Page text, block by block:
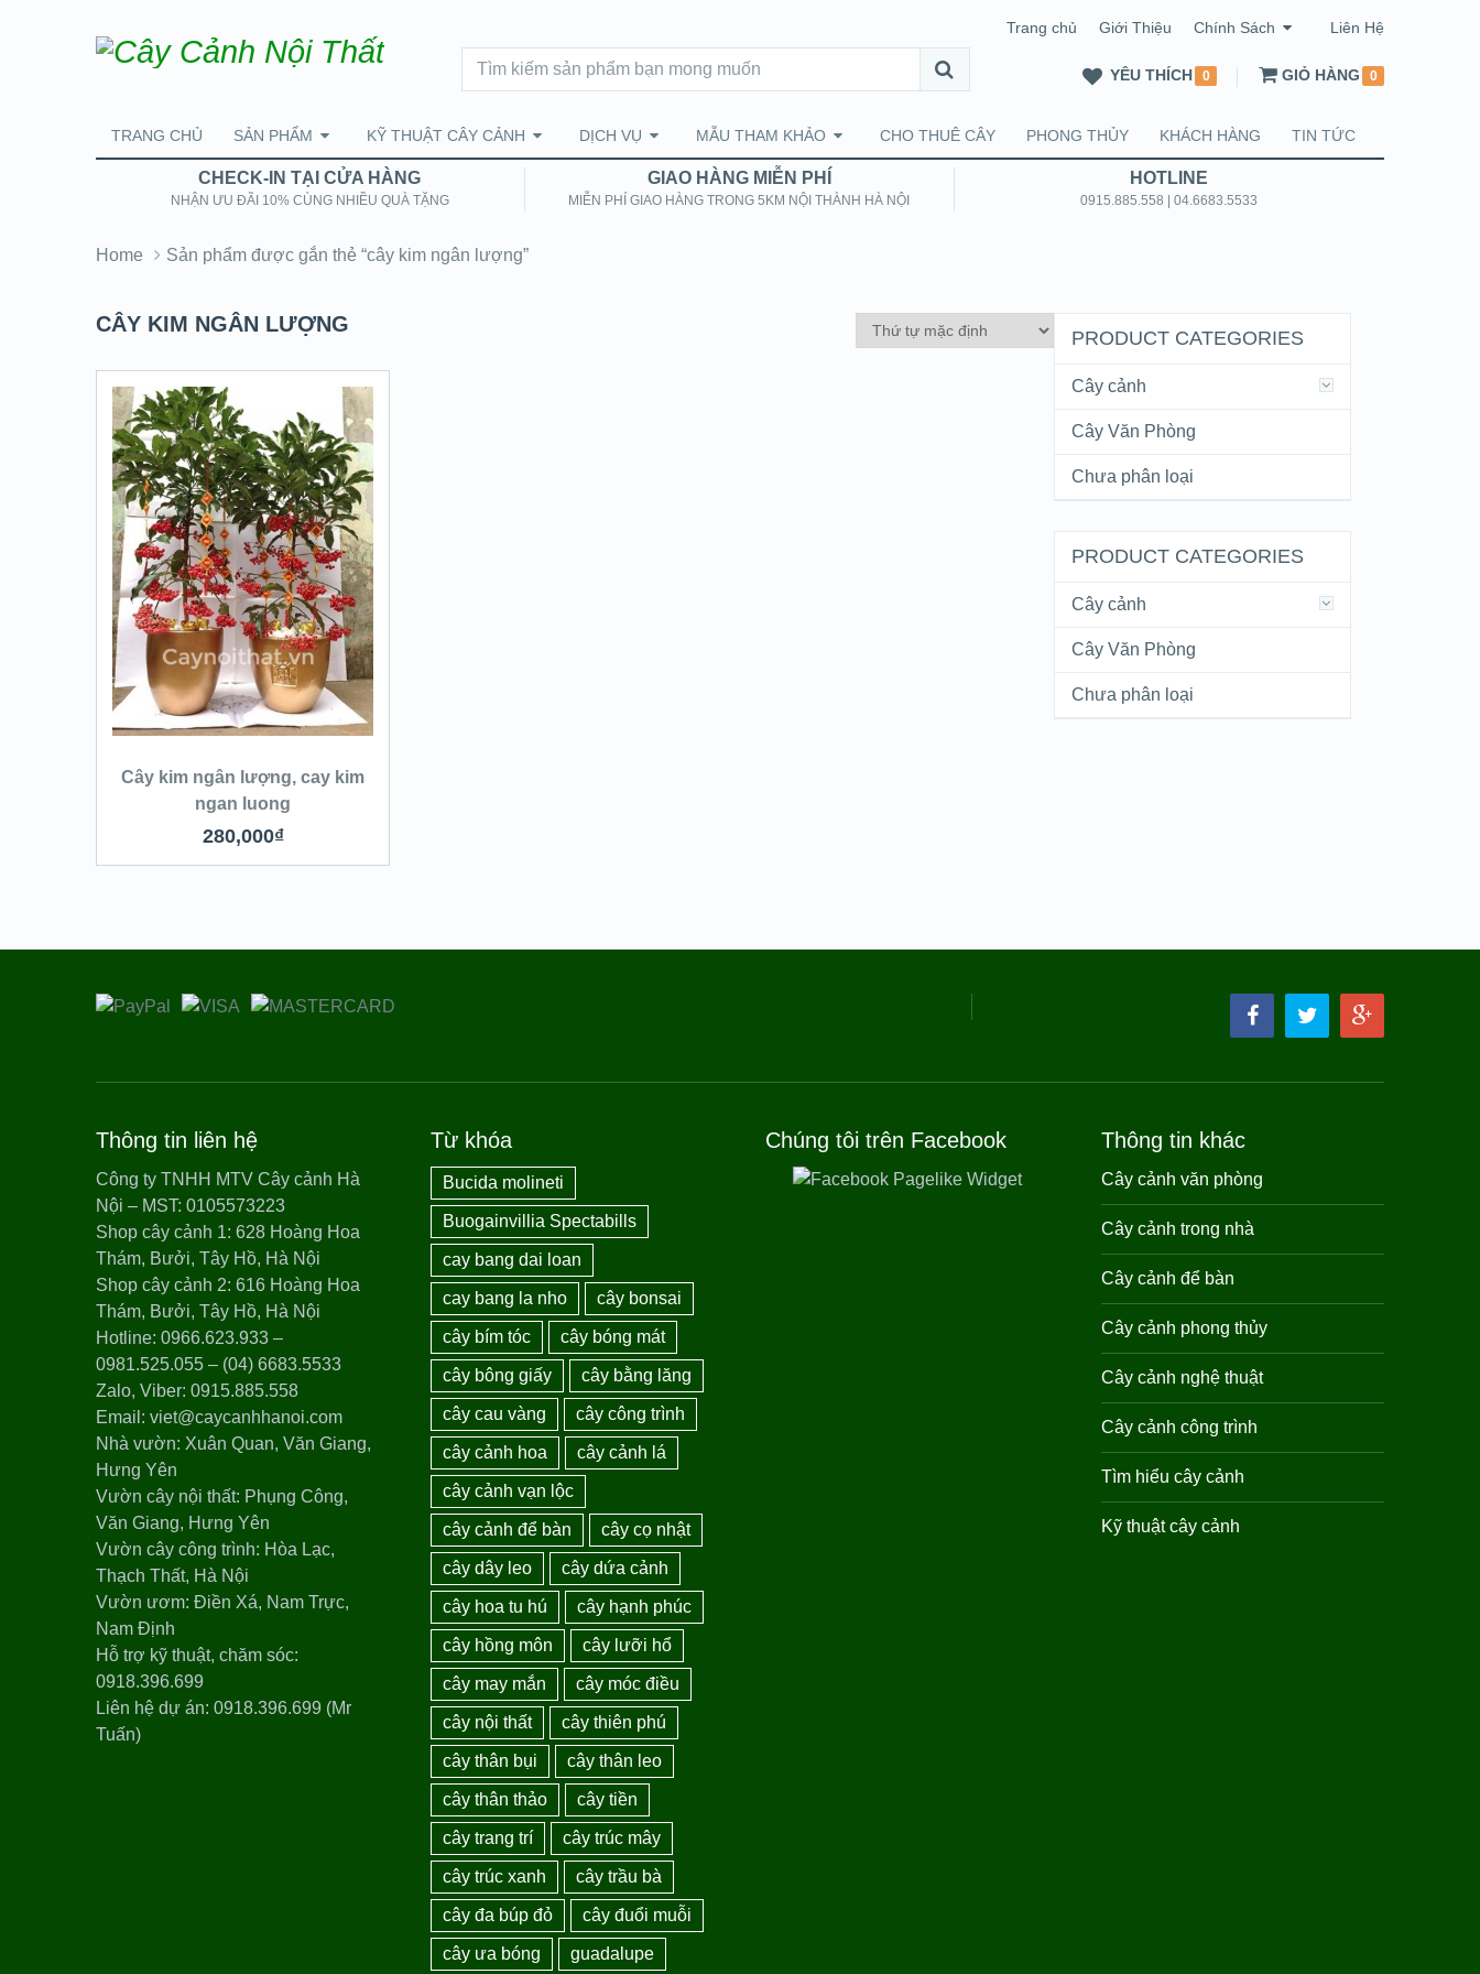
Trang chủ Giới Thiệu Chính Sách Liên Hệ
YÊU THÍCH 0 GIỎ HÀNG 0
TRANG CHỦ SẢN PHẨM KỸ THUẬT CÂY CẢNH DỊCH VỤ MẪU THAM KHẢO CHO THUÊ CÂY PHONG THỦY KHÁCH HÀNG TIN TỨC
CHECK-IN TẠI CỬA HÀNG
NHẬN ƯU ĐÃI 10% CÙNG NHIỀU QUÀ TẶNG
GIAO HÀNG MIỄN PHÍ
MIỄN PHÍ GIAO HÀNG TRONG 5KM NỘI THÀNH HÀ NỘI
HOTLINE
0915.885.558 | 04.6683.5533
Home Sản phẩm được gắn thẻ “cây kim ngân lượng”
CÂY KIM NGÂN LƯỢNG
QUICK LOOK
VIEW DETAILS
THÊM VÀO GIỎ
Cây kim ngân lượng, cay kim
ngan luong
280,000₫
PRODUCT CATEGORIES
Cây cảnh
Cây Văn Phòng
Chưa phân loại
PRODUCT CATEGORIES
Cây cảnh
Cây Văn Phòng
Chưa phân loại
Thông tin liên hệ
Công ty TNHH MTV Cây cảnh Hà
Nội – MST: 0105573223
Shop cây cảnh 1: 628 Hoàng Hoa
Thám, Bưởi, Tây Hồ, Hà Nội
Shop cây cảnh 2: 616 Hoàng Hoa
Thám, Bưởi, Tây Hồ, Hà Nội
Hotline: 0966.623.933 –
0981.525.055 – (04) 6683.5533
Zalo, Viber: 0915.885.558
Email: viet@caycanhhanoi.com
Nhà vườn: Xuân Quan, Văn Giang,
Hưng Yên
Vườn cây nội thất: Phụng Công,
Văn Giang, Hưng Yên
Vườn cây công trình: Hòa Lạc,
Thạch Thất, Hà Nội
Vườn ươm: Điền Xá, Nam Trực,
Nam Định
Hỗ trợ kỹ thuật, chăm sóc:
0918.396.699
Liên hệ dự án: 0918.396.699 (Mr
Tuấn)
Từ khóa
Bucida molineti
Buogainvillia Spectabills
cay bang dai loan
cay bang la nho cây bonsai
cây bím tóc cây bóng mát
cây bông giấy cây bằng lăng
cây cau vàng cây công trình
cây cảnh hoa cây cảnh lá
cây cảnh vạn lộc
cây cảnh để bàn cây cọ nhật
cây dây leo cây dứa cảnh
cây hoa tu hú cây hạnh phúc
cây hồng môn cây lưỡi hổ
cây may mắn cây móc điều
cây nội thất cây thiên phú
cây thân bụi cây thân leo
cây thân thảo cây tiền
cây trang trí cây trúc mây
cây trúc xanh cây trầu bà
cây đa búp đỏ cây đuổi muỗi
cây ưa bóng guadalupe
Chúng tôi trên Facebook Thông tin khác
Cây cảnh văn phòng
Cây cảnh trong nhà
Cây cảnh để bàn
Cây cảnh phong thủy
Cây cảnh nghệ thuật
Cây cảnh công trình
Tìm hiểu cây cảnh
Kỹ thuật cây cảnh